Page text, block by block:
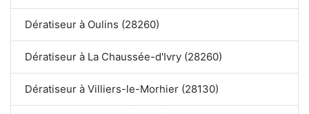
Dératiseur à Oulins (28260)
Dératiseur à La Chaussée-d'Ivry (28260)
Dératiseur à Villiers-le-Morhier (28130)